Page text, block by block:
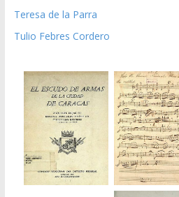
Teresa de la Parra
Tulio Febres Cordero